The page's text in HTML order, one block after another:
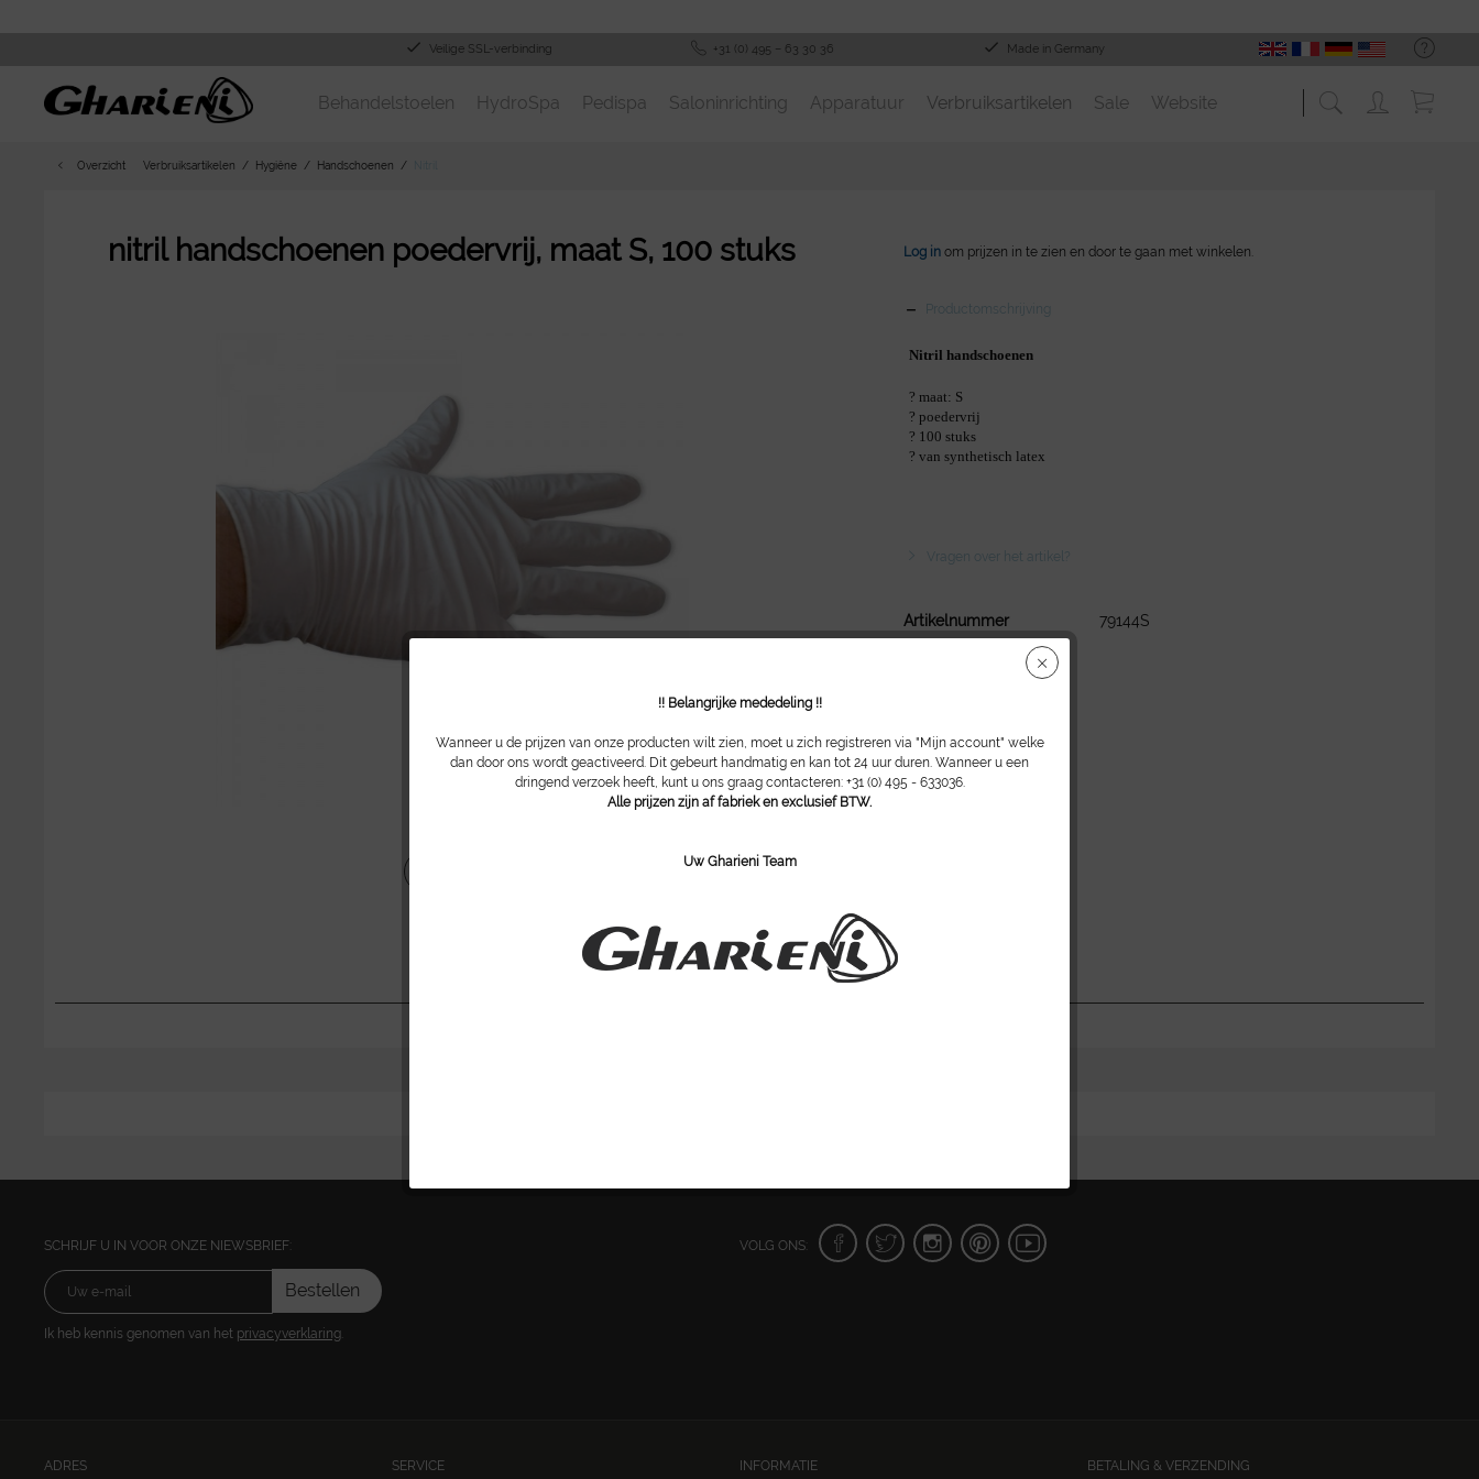
Veilige SSL-verbinding +31 (0) 495 – 63 30 36 Made in Germany
Behandelstoelen HydroSpa Pedispa Saloninrichting Apparatuur Verbruiksartikelen Sale Website
Overzicht Verbruiksartikelen Hygiëne Handschoenen
nitril handschoenen poedervrij, maat S, 100 stuks Log in om prijzen in te zien en door te gaan met winkelen.
Productomschrijving
Nitril handschoenen
? maat: S
? poedervrij
? 100 stuks
? van synthetisch latex
Vragen over het artikel?
Artikelnummer 79144S
SCHRIJF U IN VOOR ONZE NIEWSBRIEF:
Bestellen
Ik heb kennis genomen van het privacyverklaring
VOLG ONS:
ADRES SERVICE INFORMATIE BETALING & VERZENDING
!! Belangrijke mededeling !!
Wanneer u de prijzen van onze producten wilt zien, moet u zich registreren via "Mijn account" welke
dan door ons wordt geactiveerd. Dit gebeurt handmatig en kan tot 24 uur duren. Wanneer u een
dringend verzoek heeft, kunt u ons graag contacteren: +31 (0) 495 - 633036.
Alle prijzen zijn af fabriek en exclusief BTW.
Uw Gharieni Team